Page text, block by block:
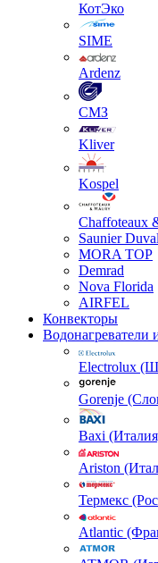
КотЭко
SIME
Ardenz
СМЗ
Kliver
Kospel
Chaffoteaux
Saunier Duval
MORA TOP
Demrad
Nova Florida
AIRFEL
Конвекторы
Водонагреватели
Electrolux
Gorenje
Baxi
Ariston
Термекс
Atlantic